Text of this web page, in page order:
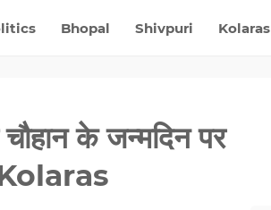
Bhopal Shivpuri Kolaras
चौहान के जन्मदिन पर
Kolaras